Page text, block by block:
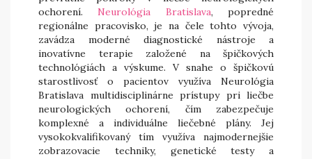
ochorení. Neurológia Bratislava, popredné
regionálne pracovisko, je na čele tohto vývoja,
zavádza moderné diagnostické nástroje a
inovatívne terapie založené na špičkových
technológiách a výskume. V snahe o špičkovú
starostlivosť o pacientov využíva Neurológia
Bratislava multidisciplinárne prístupy pri liečbe
neurologických ochorení, čím zabezpečuje
komplexné a individuálne liečebné plány. Jej
vysokokvalifikovaný tím využíva najmodernejšie
zobrazovacie techniky, genetické testy a